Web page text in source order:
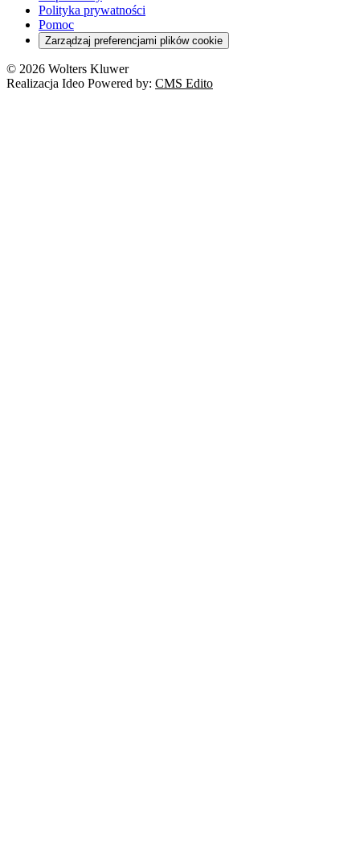
Deregulacja
Cyberbezpieczeństwo
Franczyza
Prawo autorskie
Orzeczenia
RODO
Polityka prywatności
Pomoc
Zarządzaj preferencjami plików cookie
© 2026 Wolters Kluwer
Realizacja Ideo Powered by: CMS Edito